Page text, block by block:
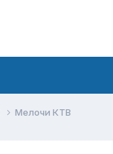
Мелочи КТВ